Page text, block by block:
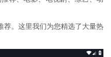
。这里我们为您精选了大量热